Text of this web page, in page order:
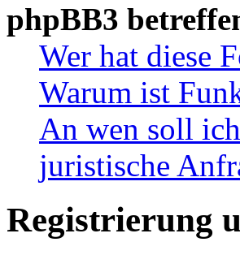
phpBB3
Wer hat diese
Warum ist
An wen soll
juristische
Registrierung